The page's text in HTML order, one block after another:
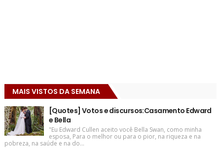
MAIS VISTOS DA SEMANA
[Quotes] Votos e discursos:Casamento Edward
e Bella
"Eu Edward Cullen aceito você Bella Swan, como minha
esposa, Para o melhor ou para o pior, na riqueza e na
pobreza, na saúde e na do...